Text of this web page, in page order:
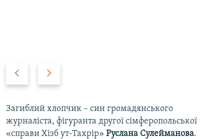
v
i
o
t
s
l
Загиблий хлопчик –​ син громадянського
журналіста, фігуранта другої сімферопольської
«справи Хізб ут-Тахрір» Руслана Сулейманова.